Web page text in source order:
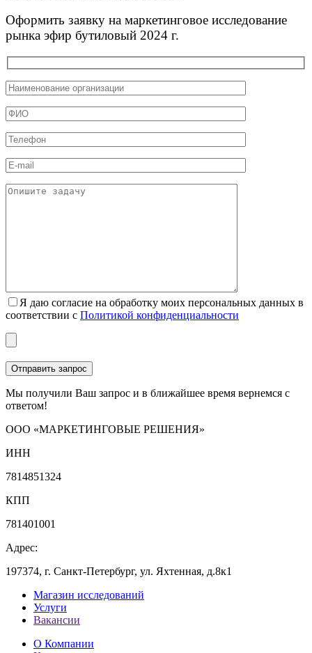
Оформить заявку на маркетинговое исследование
рынка эфир бутиловый 2024 г.
Я даю согласие на обработку моих персональных данных в
соответствии с Политикой конфиденциальности
Мы получили Ваш запрос и в ближайшее время вернемся с
ответом!
ООО «МАРКЕТИНГОВЫЕ РЕШЕНИЯ»
ИНН
7814851324
КПП
781401001
Адрес:
197374, г. Санкт-Петербург, ул. Яхтенная, д.8к1
Магазин исследований
Услуги
Вакансии
О Компании